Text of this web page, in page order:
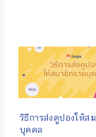
วิธีการส่งคูปองให้ส
บุคคล